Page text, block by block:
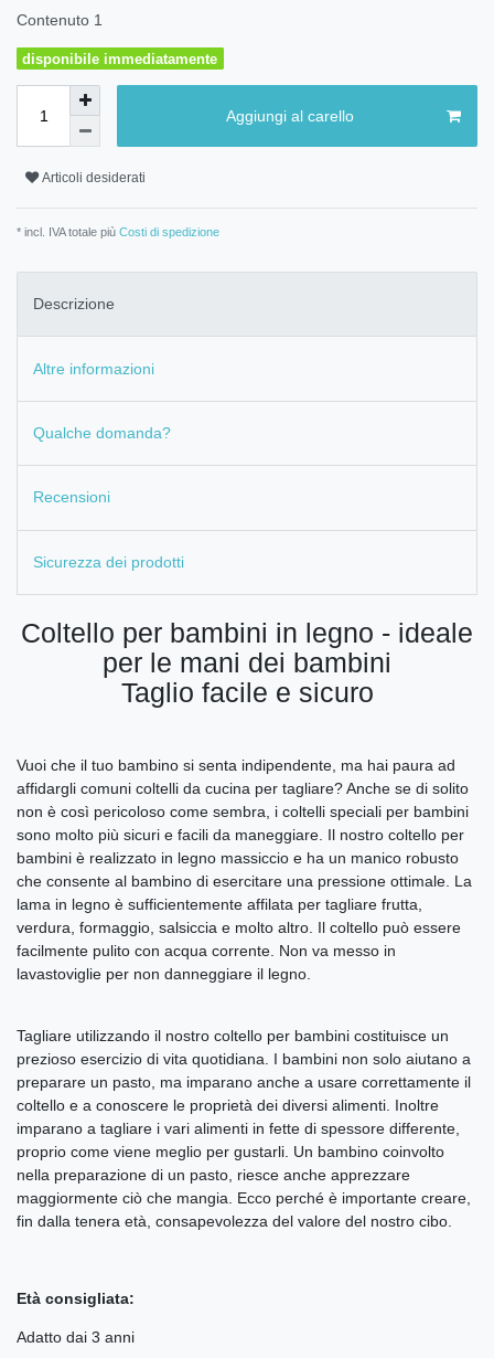
Contenuto 1
disponibile immediatamente
Aggiungi al carello
Articoli desiderati
* incl. IVA totale più Costi di spedizione
Descrizione
Altre informazioni
Qualche domanda?
Recensioni
Sicurezza dei prodotti
Coltello per bambini in legno - ideale
per le mani dei bambini
Taglio facile e sicuro
Vuoi che il tuo bambino si senta indipendente, ma hai paura ad
affidargli comuni coltelli da cucina per tagliare? Anche se di solito
non è così pericoloso come sembra, i coltelli speciali per bambini
sono molto più sicuri e facili da maneggiare. Il nostro coltello per
bambini è realizzato in legno massiccio e ha un manico robusto
che consente al bambino di esercitare una pressione ottimale. La
lama in legno è sufficientemente affilata per tagliare frutta,
verdura, formaggio, salsiccia e molto altro. Il coltello può essere
facilmente pulito con acqua corrente. Non va messo in
lavastoviglie per non danneggiare il legno.
Tagliare utilizzando il nostro coltello per bambini costituisce un
prezioso esercizio di vita quotidiana. I bambini non solo aiutano a
preparare un pasto, ma imparano anche a usare correttamente il
coltello e a conoscere le proprietà dei diversi alimenti. Inoltre
imparano a tagliare i vari alimenti in fette di spessore differente,
proprio come viene meglio per gustarli. Un bambino coinvolto
nella preparazione di un pasto, riesce anche apprezzare
maggiormente ciò che mangia. Ecco perché è importante creare,
fin dalla tenera età, consapevolezza del valore del nostro cibo.
Età consigliata:
Adatto dai 3 anni